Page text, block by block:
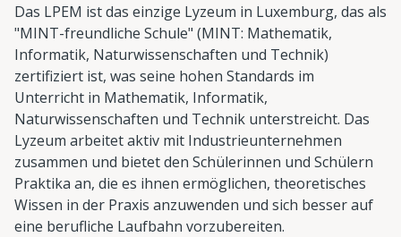
Das LPEM ist das einzige Lyzeum in Luxemburg, das als
"MINT-freundliche Schule" (MINT: Mathematik,
Informatik, Naturwissenschaften und Technik)
zertifiziert ist, was seine hohen Standards im
Unterricht in Mathematik, Informatik,
Naturwissenschaften und Technik unterstreicht. Das
Lyzeum arbeitet aktiv mit Industrieunternehmen
zusammen und bietet den Schülerinnen und Schülern
Praktika an, die es ihnen ermöglichen, theoretisches
Wissen in der Praxis anzuwenden und sich besser auf
eine berufliche Laufbahn vorzubereiten.